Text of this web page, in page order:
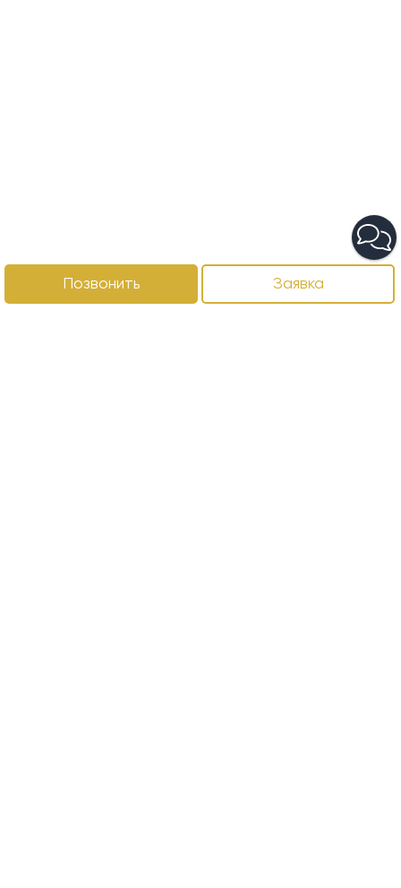
Позвонить Заявка